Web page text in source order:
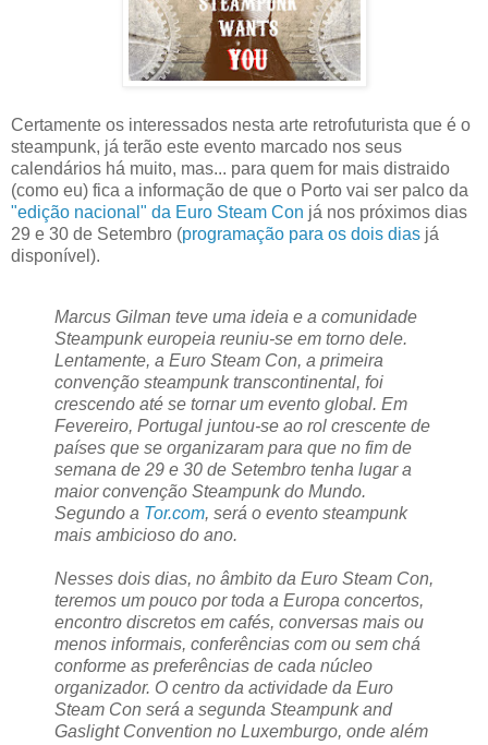
Certamente os interessados nesta arte retrofuturista que é o
steampunk, já terão este evento marcado nos seus
calendários há muito, mas... para quem for mais distraido
(como eu) fica a informação de que o Porto vai ser palco da
"edição nacional" da Euro Steam Con já nos próximos dias
29 e 30 de Setembro (programação para os dois dias já
disponível).
Marcus Gilman teve uma ideia e a comunidade
Steampunk europeia reuniu-se em torno dele.
Lentamente, a Euro Steam Con, a primeira
convenção steampunk transcontinental, foi
crescendo até se tornar um evento global. Em
Fevereiro, Portugal juntou-se ao rol crescente de
países que se organizaram para que no fim de
semana de 29 e 30 de Setembro tenha lugar a
maior convenção Steampunk do Mundo.
Segundo a Tor.com, será o evento steampunk
mais ambicioso do ano.
Nesses dois dias, no âmbito da Euro Steam Con,
teremos um pouco por toda a Europa concertos,
encontro discretos em cafés, conversas mais ou
menos informais, conferências com ou sem chá
conforme as preferências de cada núcleo
organizador. O centro da actividade da Euro
Steam Con será a segunda Steampunk and
Gaslight Convention no Luxemburgo, onde além